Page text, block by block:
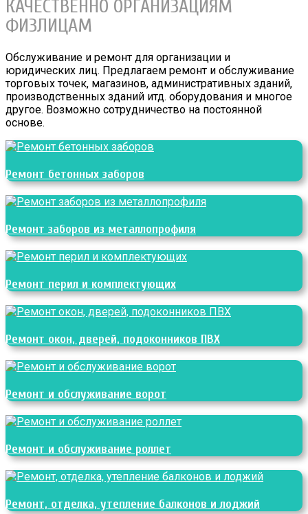
КАЧЕСТВЕННО ОРГАНИЗАЦИЯМ
ФИЗЛИЦАМ
Обслуживание и ремонт для организации и
юридических лиц. Предлагаем ремонт и обслуживание
торговых точек, магазинов, административных зданий,
производственных зданий итд. оборудования и многое
другое. Возможно сотрудничество на постоянной
основе.
Ремонт бетонных заборов
Ремонт заборов из металлопрофиля
Ремонт перил и комплектующих
Ремонт окон, дверей, подоконников ПВХ
Ремонт и обслуживание ворот
Ремонт и обслуживание роллет
Ремонт, отделка, утепление балконов и лоджий